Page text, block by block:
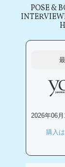
POSE &
INTERVIEW
2026年06月
購入